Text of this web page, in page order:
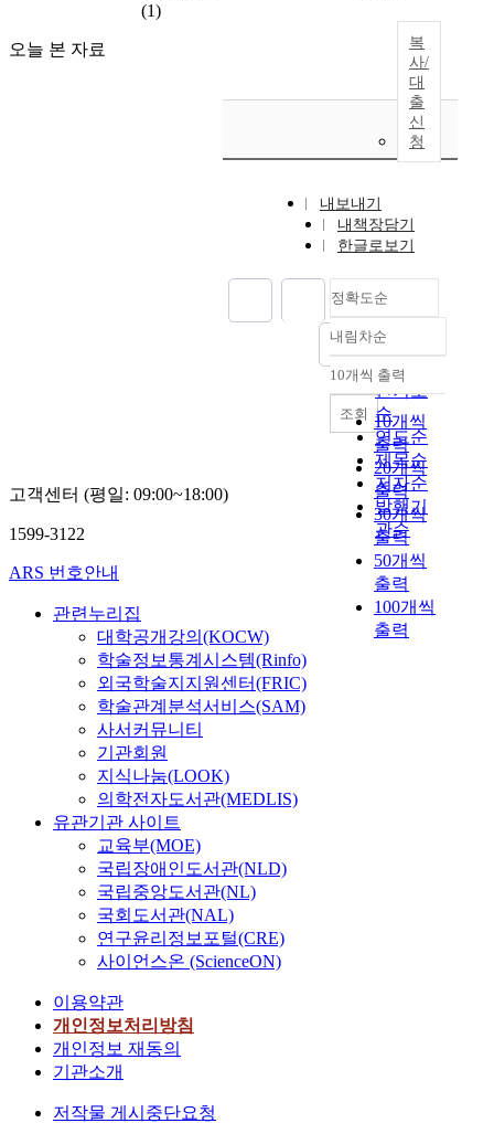
(1)
오늘 본 자료
복
사/
대
출
신
청
내보내기
내책장담기
한글로보기
정확도순
정확도
순
인기도
순
연도순
제목순
저자순
발행기
관순
내림차순
내림차순
10개씩 출력
10개씩
출력
20개씩
출력
30개씩
출력
50개씩
출력
100개씩
출력
조회
고객센터 (평일: 09:00~18:00)
1599-3122
ARS 번호안내
관련누리집
대학공개강의(KOCW)
학술정보통계시스템(Rinfo)
외국학술지지원센터(FRIC)
학술관계분석서비스(SAM)
사서커뮤니티
기관회원
지식나눔(LOOK)
의학전자도서관(MEDLIS)
유관기관 사이트
교육부(MOE)
국립장애인도서관(NLD)
국립중앙도서관(NL)
국회도서관(NAL)
연구윤리정보포털(CRE)
사이언스온 (ScienceON)
이용약관
개인정보처리방침
개인정보 재동의
기관소개
저작물 게시중단요청